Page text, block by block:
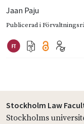
Jaan Paju
Publicerad i
Stockholm Law
Stockholms